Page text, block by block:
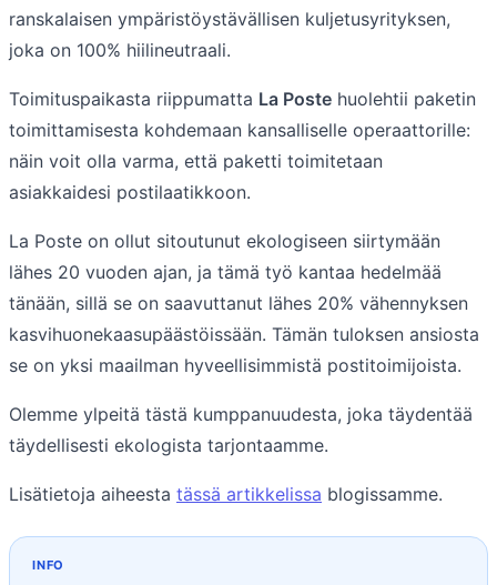
ranskalaisen ympäristöystävällisen kuljetusyrityksen,
joka on 100% hiilineutraali.
Toimituspaikasta riippumatta La Poste huolehtii paketin
toimittamisesta kohdemaan kansalliselle operaattorille:
näin voit olla varma, että paketti toimitetaan
asiakkaidesi postilaatikkoon.
La Poste on ollut sitoutunut ekologiseen siirtymään
lähes 20 vuoden ajan, ja tämä työ kantaa hedelmää
tänään, sillä se on saavuttanut lähes 20% vähennyksen
kasvihuonekaasupäästöissään. Tämän tuloksen ansiosta
se on yksi maailman hyveellisimmistä postitoimijoista.
Olemme ylpeitä tästä kumppanuudesta, joka täydentää
täydellisesti ekologista tarjontaamme.
Lisätietoja aiheesta tässä artikkelissa blogissamme.